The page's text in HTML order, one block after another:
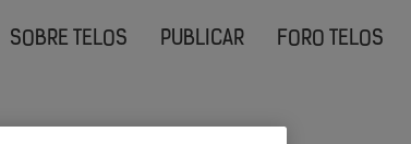
SOBRE TELOS PUBLICAR FORO TELOS